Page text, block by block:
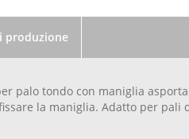
produzione
palo tondo con maniglia
la maniglia. Adatto per pali